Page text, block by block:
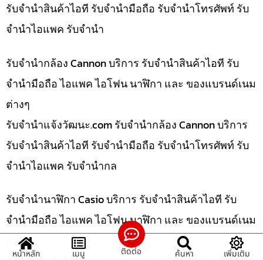
รับจำนำสินค้าไอที รับจำนำมือถือ รับจำนำโทรศัพท์ รับ
จำนำไอแพค รับจำนำ
รับจำนำกล้อง Cannon บริการ รับจำนำสินค้าไอที รับ
จำนำมือถือ ไอแพค ไอโฟน นาฬิกา และ ของแบรนด์เนม
ต่างๆ
รับจํานําแจ้งวัฒนะ.com รับจำนำกล้อง Cannon บริการ
รับจำนำสินค้าไอที รับจำนำมือถือ รับจำนำโทรศัพท์ รับ
จำนำไอแพค รับจำนำกล
รับจำนำนาฬิกา Casio บริการ รับจำนำสินค้าไอที รับ
จำนำมือถือ ไอแพค ไอโฟน นาฬิกา และ ของแบรนด์เนม
ต่างๆ
หน้าหลัก เมนู ติดต่อ ค้นหา เพิ่มเติม